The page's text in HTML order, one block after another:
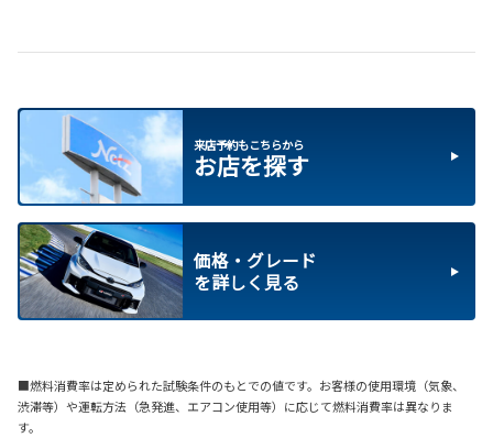
来店予約もこちらから
お店を探す
価格・グレード
を詳しく見る
■燃料消費率は定められた試験条件のもとでの値です。お客様の使用環境（気象、
渋滞等）や運転方法（急発進、エアコン使用等）に応じて燃料消費率は異なりま
す。